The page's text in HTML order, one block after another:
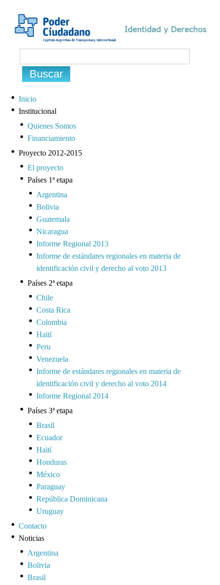
Inicio
Institucional
Quienes Somos
Financiamiento
Proyecto 2012-2015
El proyecto
Países 1ª etapa
Argentina
Bolivia
Guatemala
Nicaragua
Informe Regional 2013
Informe de estándares regionales en materia de
identificación civil y derecho al voto 2013
Países 2ª etapa
Chile
Costa Rica
Colombia
Haití
Peru
Venezuela
Informe de estándares regionales en materia de
identificación civil y derecho al voto 2014
Informe Regional 2014
Países 3ª etapa
Brasil
Ecuador
Haití
Honduras
México
Paraguay
República Dominicana
Uruguay
Contacto
Noticias
Argentina
Bolivia
Brasil